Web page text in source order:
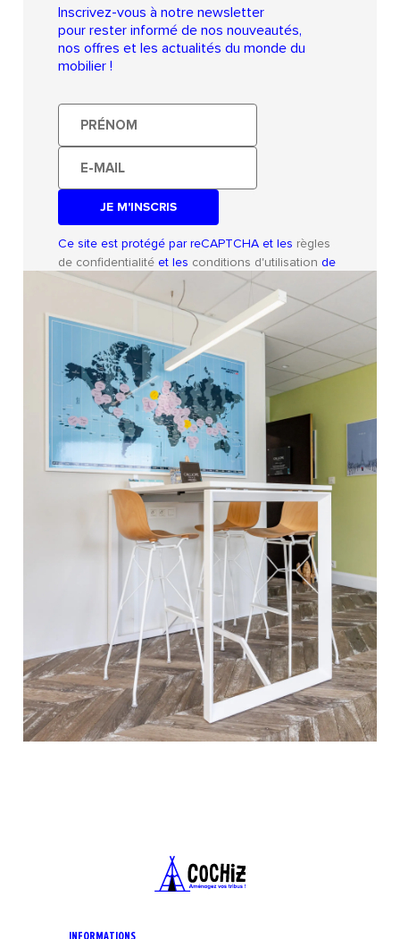
Inscrivez-vous à notre newsletter
pour rester informé de nos nouveautés,
nos offres et les actualités du monde du
mobilier !
Prénom
E-
mail
Ce site est protégé par reCAPTCHA et les règles
de confidentialitéet les conditions d'utilisation de
Google s'appliquent.
INFORMATIONS